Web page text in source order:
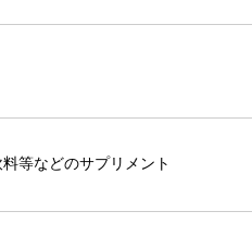
等などのサプリメント